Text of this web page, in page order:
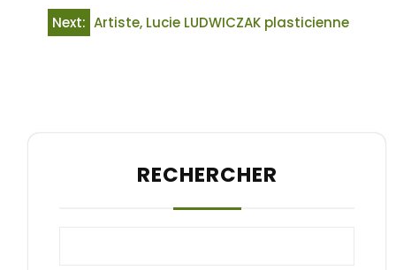
Next: Artiste, Lucie LUDWICZAK plasticienne
RECHERCHER